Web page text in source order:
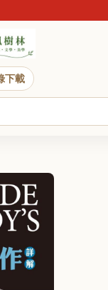
下載